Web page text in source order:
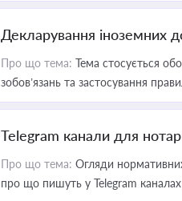
Декларування іноземних
Про що тема: Тема стосується
зобов’язань та застосування
Telegram канали для
Про що тема: Огляди
про що пишуть у Telegram каналах